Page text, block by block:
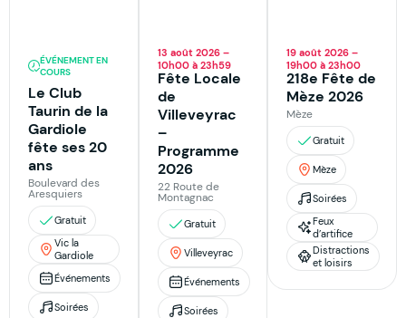
ÉVÉNEMENT EN
COURS
Le Club
Taurin de la
Gardiole
fête ses 20
ans
Boulevard des
Aresquiers
Gratuit
Vic la
Gardiole
Événements
Soirées
13 août 2026 –
10h00 à 23h59
Fête Locale
de
Villeveyrac
–
Programme
2026
22 Route de
Montagnac
Gratuit
Villeveyrac
Événements
Soirées
19 août 2026 –
19h00 à 23h00
218e Fête de
Mèze 2026
Mèze
Gratuit
Mèze
Soirées
Feux
d’artifice
Distractions
et loisirs